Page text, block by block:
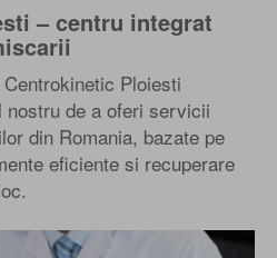
– centru integrat
Ploiesti
nostru de a oferi servicii
din Romania, bazate pe
eficiente si recuperare